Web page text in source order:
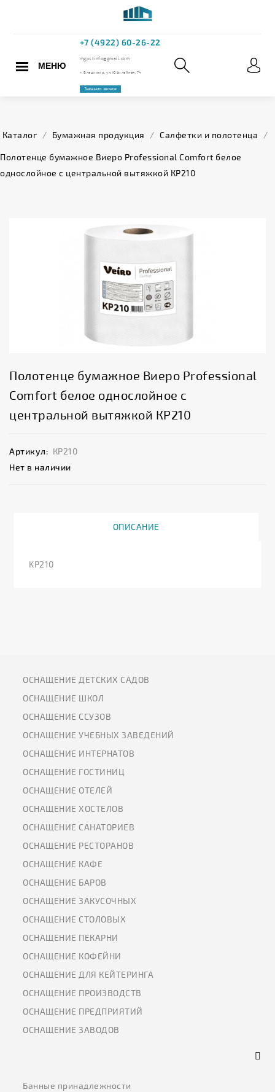
МЕНЮ
Заказать звонок
Каталог / Бумажная продукция / Салфетки и полотенца /
Полотенце бумажное Виеро Professional Comfort белое
однослойное с центральной вытяжкой КР210
Полотенце бумажное Виеро Professional
Comfort белое однослойное с
центральной вытяжкой КР210
Артикул: КР210
Нет в наличии
ОПИСАНИЕ
KP210
ОСНАЩЕНИЕ ДЕТСКИХ САДОВ
ОСНАЩЕНИЕ ШКОЛ
ОСНАЩЕНИЕ ССУЗОВ
ОСНАЩЕНИЕ УЧЕБНЫХ ЗАВЕДЕНИЙ
ОСНАЩЕНИЕ ИНТЕРНАТОВ
ОСНАЩЕНИЕ ГОСТИНИЦ
ОСНАЩЕНИЕ ОТЕЛЕЙ
ОСНАЩЕНИЕ ХОСТЕЛОВ
ОСНАЩЕНИЕ САНАТОРИЕВ
ОСНАЩЕНИЕ РЕСТОРАНОВ
ОСНАЩЕНИЕ КАФЕ
ОСНАЩЕНИЕ БАРОВ
ОСНАЩЕНИЕ ЗАКУСОЧНЫХ
ОСНАЩЕНИЕ СТОЛОВЫХ
ОСНАЩЕНИЕ ПЕКАРНИ
ОСНАЩЕНИЕ КОФЕЙНИ
ОСНАЩЕНИЕ ДЛЯ КЕЙТЕРИНГА
ОСНАЩЕНИЕ ПРОИЗВОДСТВ
ОСНАЩЕНИЕ ПРЕДПРИЯТИЙ
ОСНАЩЕНИЕ ЗАВОДОВ
Банные принадлежности